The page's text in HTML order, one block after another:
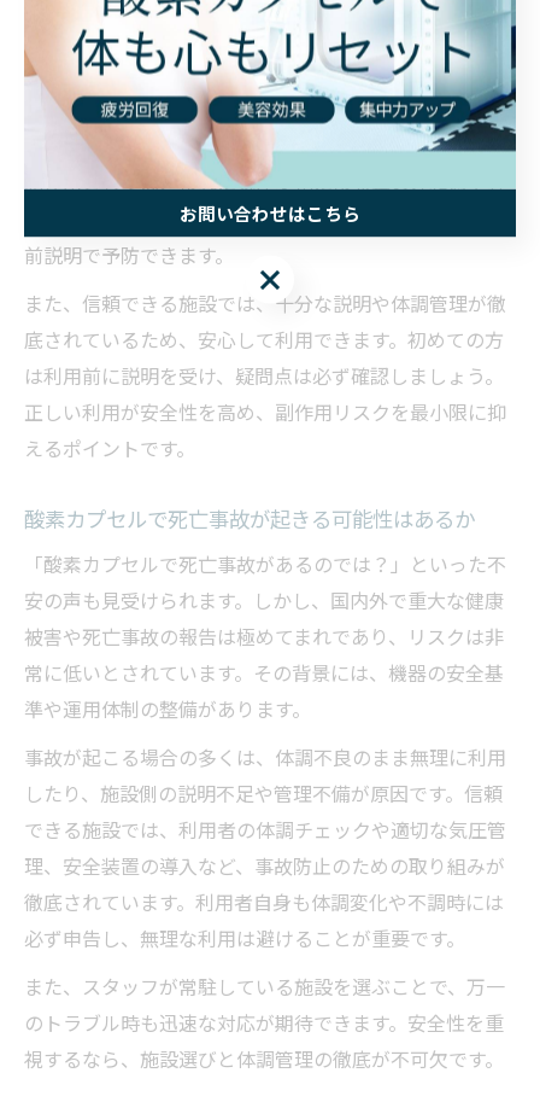
例えば、利用前には耳抜きができるか、体調不良がない
かの確認が行われます。万が一、耳抜きができない方や
風邪気味の方が無理に利用すると、耳や体調に負担がか
かる可能性もあるため、スタッフへの相談が重要です。
副作用としては、まれに気圧変化による耳の違和感や軽
い頭痛が報告されていますが、これも正しい使い方と事
前説明で予防できます。
また、信頼できる施設では、十分な説明や体調管理が徹
底されているため、安心して利用できます。初めての方
は利用前に説明を受け、疑問点は必ず確認しましょう。
正しい利用が安全性を高め、副作用リスクを最小限に抑
えるポイントです。
酸素カプセルで死亡事故が起きる可能性はあるか
「酸素カプセルで死亡事故があるのでは？」といった不
安の声も見受けられます。しかし、国内外で重大な健康
被害や死亡事故の報告は極めてまれであり、リスクは非
常に低いとされています。その背景には、機器の安全基
準や運用体制の整備があります。
事故が起こる場合の多くは、体調不良のまま無理に利用
したり、施設側の説明不足や管理不備が原因です。信頼
できる施設では、利用者の体調チェックや適切な気圧管
理、安全装置の導入など、事故防止のための取り組みが
徹底されています。利用者自身も体調変化や不調時には
必ず申告し、無理な利用は避けることが重要です。
また、スタッフが常駐している施設を選ぶことで、万一
のトラブル時も迅速な対応が期待できます。安全性を重
視するなら、施設選びと体調管理の徹底が不可欠です。
お問い合わせはこちら
お問い合わせはこちら